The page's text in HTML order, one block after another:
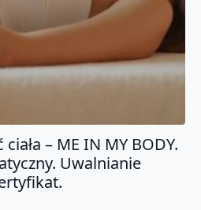
– ME IN MY BODY.
Uwalnianie